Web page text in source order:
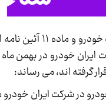
، قابل توجه متقاضیان واجد شرایط تبصره 5 از ماده
گرفته اند، می رساند:
خرید خودرو در شرکت ایران